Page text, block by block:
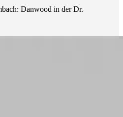
Danwood in der Dr.